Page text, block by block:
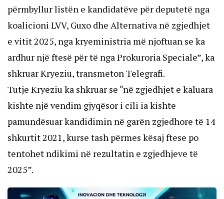
përmbyllur listën e kandidatëve për deputetë nga
koalicioni LVV, Guxo dhe Alternativa në zgjedhjet
e vitit 2025, nga kryeministria më njoftuan se ka
ardhur një ftesë për të nga Prokuroria Speciale”, ka
shkruar Kryeziu, transmeton Telegrafi.
Tutje Kryeziu ka shkruar se “në zgjedhjet e kaluara
kishte një vendim gjyqësor i cili ia kishte
pamundësuar kandidimin në garën zgjedhore të 14
shkurtit 2021, kurse tash përmes kësaj ftese po
tentohet ndikimi në rezultatin e zgjedhjeve të
2025”.